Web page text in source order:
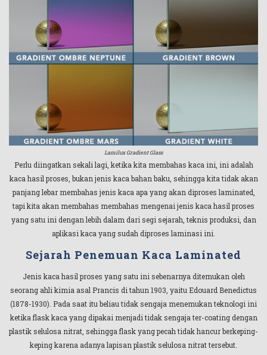
Lamilux Gradient Glass
Perlu diingatkan sekali lagi, ketika kita membahas kaca ini, ini adalah
kaca hasil proses, bukan jenis kaca bahan baku, sehingga kita tidak akan
panjang lebar membahas jenis kaca apa yang akan diproses laminated,
tapi kita akan membahas membahas mengenai jenis kaca hasil proses
yang satu ini dengan lebih dalam dari segi sejarah, teknis produksi, dan
aplikasi kaca yang sudah diproses laminasi ini.
Sejarah Penemuan Kaca Laminated
Jenis kaca hasil proses yang satu ini sebenarnya ditemukan oleh
seorang ahli kimia asal Prancis di tahun 1903, yaitu Edouard Benedictus
(1878-1930). Pada saat itu beliau tidak sengaja menemukan teknologi ini
ketika flask kaca yang dipakai menjadi tidak sengaja ter-coating dengan
plastik selulosa nitrat, sehingga flask yang pecah tidak hancur berkeping-
keping karena adanya lapisan plastik selulosa nitrat tersebut.